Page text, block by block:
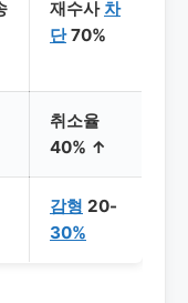
재수사 차
단70%
취소율
40% ↑
감형 20-
30%